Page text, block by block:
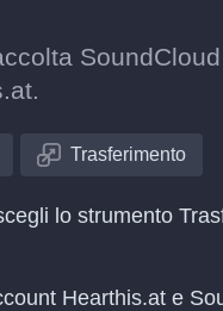
Trasferimento
lo strumento
Hearthis.at e